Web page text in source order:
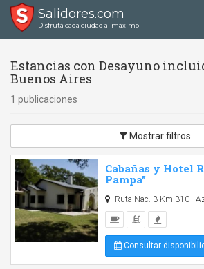
Salidores.com
Disfrutá cada ciudad al máximo
Estancias con Desayuno
Buenos Aires
1 publicaciones
Mostrar filtros
Cabañas y Hotel
Pampa"
Ruta Nac. 3 Km 310 -
Consultar